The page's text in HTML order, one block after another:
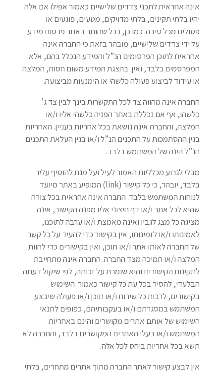
אינה אחראית לתכני צדדים שלישיים כאמור אפילו אם אלה
יהיו בלתי תקינים, בלתי מדויקים, מטעים, פוגעים או
פסולים מכל סיבה. כמו כן, ככל שהותר באתר פרסום מידע
על ידי צדדים שלישיים, מובהר בזאת כי החברה אינה
אחראית לתוכן הפרסומים הנ”ל והמידע הנכלל בהם, אלא
המפרסמים בלבד, ואין בהצגת המידע משום חסות, המלצה
או עידוד לביצוע פעולה כלשהי או הימנעות מביצועה.
החברה אינה מהווה צד לכל התקשרות בינך לבין צד ג’
כלשהו, אף אם נכללת באתר הפניה כלשהי אליו ו/או
המלצה, והחברה אינה נושאת בכל אחריות בעניין. האחריות
בגין ההסתמכות על התכנים הנ”ל ו/או בגין העלאת התכנים
הנ”ל הינה של המשתמש בלבד.
מבלי לגרוע מכלליות האמור לעיל ועל מנת להוסיף עליו
בלבד, יובהר, כי כל קישור (link) המופיע באתר מיועד
לנוחות המשתמש בלבד. החברה אינה אחראית בכל צורה
שהיא לכל אתר ו/או דף חיצוני אליו מפנה הקישור, אינה
מציגה כל מצג לגביו ואינה מאמצת ו/או ערבה לתוכנו,
לאמינותו ו/או לזמינותו, אין בקישור כדי להעיד על כל קשר
של החברה לאותו אתר ו/או תוכן, ואין בקישורים כדי להוות
המלצה ו/או תמיכה מצד החברה. החברה אינה מתחייבת
לתקינות הקישורים והיא שומרת על זכותה, לפי שיקול דעתה
הבלעדי, להסיר בכל עת כל קישור כאמור. השימוש
בקישורים, לרבות כל שירות ו/או תוכן ו/או פעולה שיבצע
המשתמש במסגרתם ו/או בעקבותיהם, כפופים לתנאי
השימוש של אותם אתרים מקושרים והינם באחריות
המשתמש ו/או בעלי האתרים המקושרים בלבד, והחברה לא
תשא בכל אחריות ביחס לכל אלה.
אין לבצע קישור לאתר החברה מתוך אתרים מתחרים, בלתי